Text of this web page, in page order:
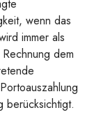
wenn das
immer als
dem
berücksichtigt.